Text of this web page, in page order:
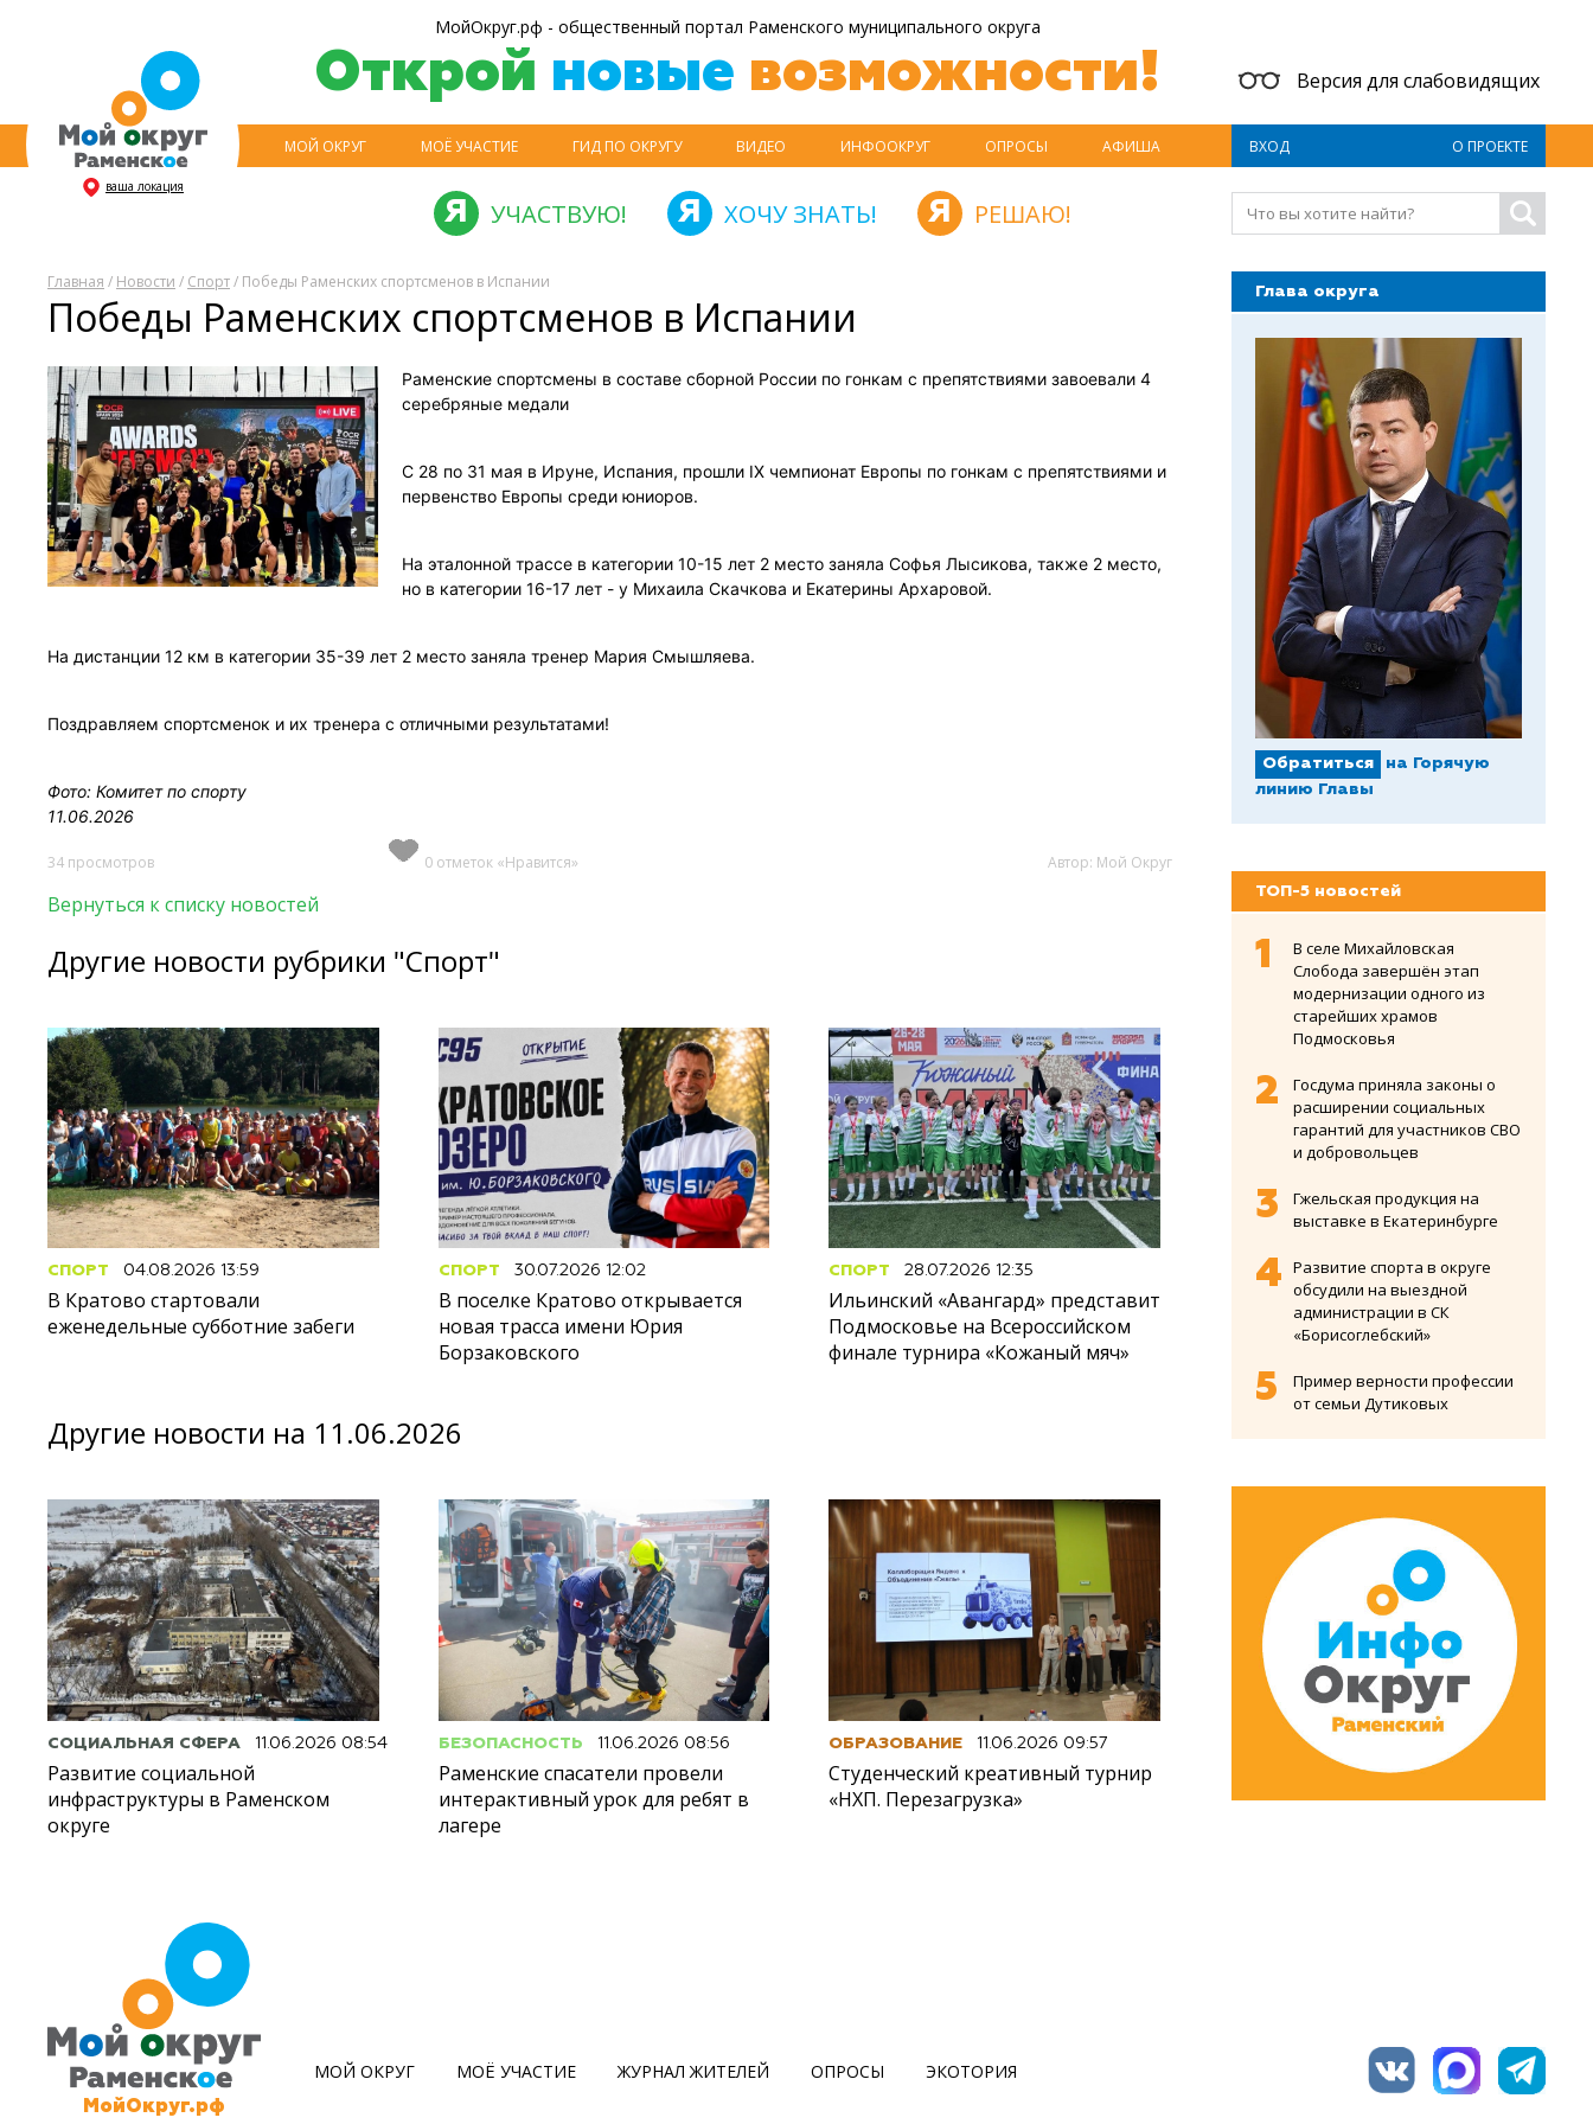
ваша локация
МойОкруг.рф - общественный портал Раменского муниципального округа
Открой новые возможности! Версия для слабовидящих
МОЙ ОКРУГ МОЁ УЧАСТИЕ ГИД ПО ОКРУГУ ВИДЕО ИНФООКРУГ ОПРОСЫ АФИША ВХОД О ПРОЕКТЕ
УЧАСТВУЮ! ХОЧУ ЗНАТЬ! РЕШАЮ!
Главная / Новости / Спорт/ Победы Раменских спортсменов в Испании
Победы Раменских спортсменов в Испании
Раменские спортсмены в составе сборной России по гонкам с препятствиями завоевали 4
серебряные медали
С 28 по 31 мая в Ируне, Испания, прошли IX чемпионат Европы по гонкам с препятствиями и
первенство Европы среди юниоров.
На эталонной трассе в категории 10-15 лет 2 место заняла Софья Лысикова, также 2 место,
но в категории 16-17 лет - у Михаила Скачкова и Екатерины Архаровой.
На дистанции 12 км в категории 35-39 лет 2 место заняла тренер Мария Смышляева.
Поздравляем спортсменок и их тренера с отличными результатами!
Фото: Комитет по спорту
11.06.2026
34 просмотров 0 отметок «Нравится» Автор: Мой Округ
Вернуться к списку новостей
Другие новости рубрики "Спорт"
СПОРТ 04.08.2026 13:59
В Кратово стартовали
еженедельные субботние забеги
СПОРТ 30.07.2026 12:02
В поселке Кратово открывается
новая трасса имени Юрия
Борзаковского
СПОРТ 28.07.2026 12:35
Ильинский «Авангард» представит
Подмосковье на Всероссийском
финале турнира «Кожаный мяч»
Другие новости на 11.06.2026
СОЦИАЛЬНАЯ СФЕРА 11.06.2026 08:54
Развитие социальной
инфраструктуры в Раменском
округе
БЕЗОПАСНОСТЬ 11.06.2026 08:56
Раменские спасатели провели
интерактивный урок для ребят в
лагере
ОБРАЗОВАНИЕ 11.06.2026 09:57
Студенческий креативный турнир
«НХП. Перезагрузка»
Глава округа
Обратиться
на Горячую
линию Главы
ТОП-5 новостей
В селе Михайловская
Слобода завершён этап
модернизации одного из
старейших храмов
Подмосковья
Госдума приняла законы о
расширении социальных
гарантий для участников СВО
и добровольцев
Гжельская продукция на
выставке в Екатеринбурге
Развитие спорта в округе
обсудили на выездной
администрации в СК
«Борисоглебский»
Пример верности профессии
от семьи Дутиковых
МойОкруг.рф
МОЙ ОКРУГ МОЁ УЧАСТИЕ ЖУРНАЛ ЖИТЕЛЕЙ ОПРОСЫ ЭКОТОРИЯ